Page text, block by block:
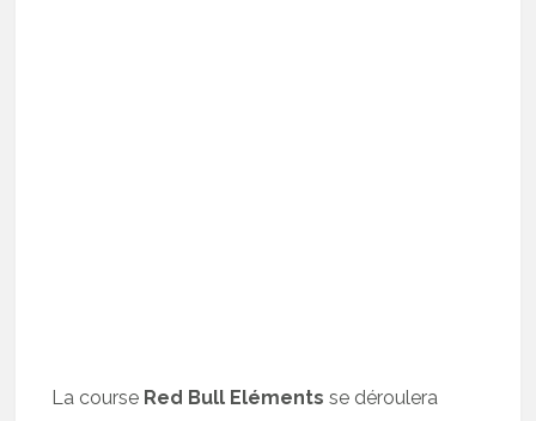
La course Red Bull Eléments se déroulera